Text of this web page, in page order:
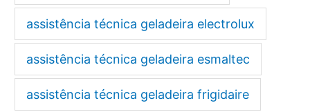
assistência técnica geladeira electrolux
assistência técnica geladeira esmaltec
assistência técnica geladeira frigidaire